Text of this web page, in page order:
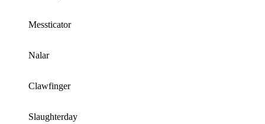
Messticator
Nalar
Clawfinger
Slaughterday